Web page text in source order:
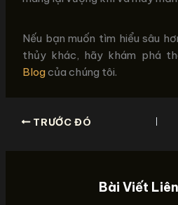
Nếu bạn muốn tìm hiểu sâu
thủy khác, hãy khám phá
Blogcủa chúng tôi.
TRƯỚC ĐÓ
Bài Viết